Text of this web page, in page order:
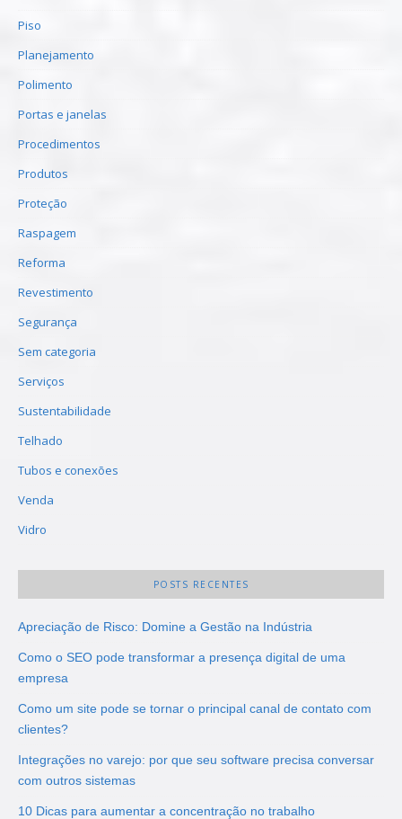
Piso
Planejamento
Polimento
Portas e janelas
Procedimentos
Produtos
Proteção
Raspagem
Reforma
Revestimento
Segurança
Sem categoria
Serviços
Sustentabilidade
Telhado
Tubos e conexões
Venda
Vidro
POSTS RECENTES
Apreciação de Risco: Domine a Gestão na Indústria
Como o SEO pode transformar a presença digital de uma
empresa
Como um site pode se tornar o principal canal de contato com
clientes?
Integrações no varejo: por que seu software precisa conversar
com outros sistemas
10 Dicas para aumentar a concentração no trabalho